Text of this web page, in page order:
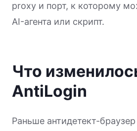
proxy и порт, к которому
AI-агента или скрипт.
Что
AntiLogin
Раньше антидетект-